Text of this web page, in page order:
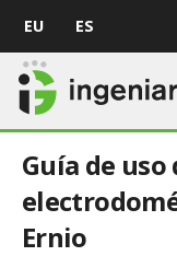
EU ES
Guía de uso
Ernio